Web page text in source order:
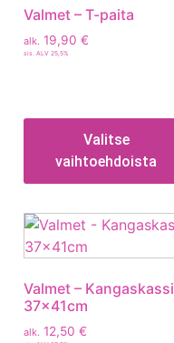
Valmet – T-paita
alk. 19,90 €
sis. ALV 25,5%
Valitse
vaihtoehdoista
Valmet – Kangaskassi
37x41cm
alk. 12,50 €